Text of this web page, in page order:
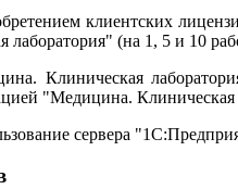
клиентских
(на 1, 5 и 10
Клиническая
"Медицина.
сервера